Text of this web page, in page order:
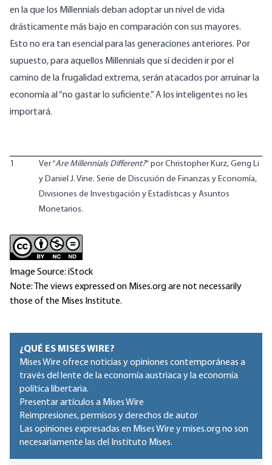
en la que los Millennials deban adoptar un nivel de vida
drásticamente más bajo en comparación con sus mayores.
Esto no era tan esencial para las generaciones anteriores. Por
supuesto, para aquellos Millennials que sí deciden ir por el
camino de la frugalidad extrema, serán atacados por arruinar la
economía al “no gastar lo suficiente.” A los inteligentes no les
importará.
1 Ver “Are Millennials Different?“ por Christopher Kurz, Geng Li
y Daniel J. Vine. Serie de Discusión de Finanzas y Economía,
Divisiones de Investigación y Estadísticas y Asuntos
Monetarios.
Image Source: iStock
Note: The views expressed on Mises.org are not necessarily
those of the Mises Institute.
¿QUÉ ES MISES WIRE?
Mises Wire ofrece noticias y opiniones contemporáneas a
través del lente de la economía austriaca y la economía
política libertaria.
Presentar artículos a Mises Wire
Reimpresiones, permisos y derechos de autor
Las opiniones expresadas en Mises Wire y mises.org no son
necesariamente las del Instituto Mises.